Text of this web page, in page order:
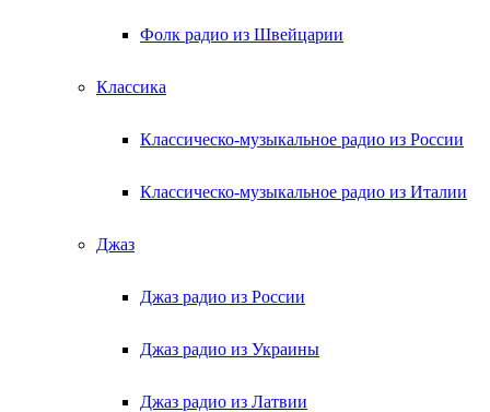
Фолк радио из Швейцарии
Классика
Классическо-музыкальное радио из России
Классическо-музыкальное радио из Италии
Джаз
Джаз радио из России
Джаз радио из Украины
Джаз радио из Латвии